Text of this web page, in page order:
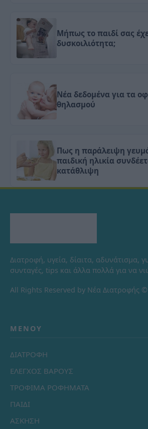
Μήπως το παιδί σας
δυσκοιλιότητα;
Νέα δεδομένα για τα
θηλασμού
Πως η παράλειψη
παιδική ηλικία
κατάθλιψη
Διατροφή, υγεία, δίαιτα, αδυνάτισμα,
συνταγές, tips και άλλα πολλά για να
All Rights Reserved by Νέα Διατροφής
ΜΕΝΟΎ
ΔΙΑΤΡΟΦΗ
ΕΛΕΓΧΟΣ ΒΑΡΟΥΣ
ΤΡΟΦΙΜΑ ΡΟΦΗΜΑΤΑ
ΠΑΙΔΙ
ΑΣΚΗΣΗ